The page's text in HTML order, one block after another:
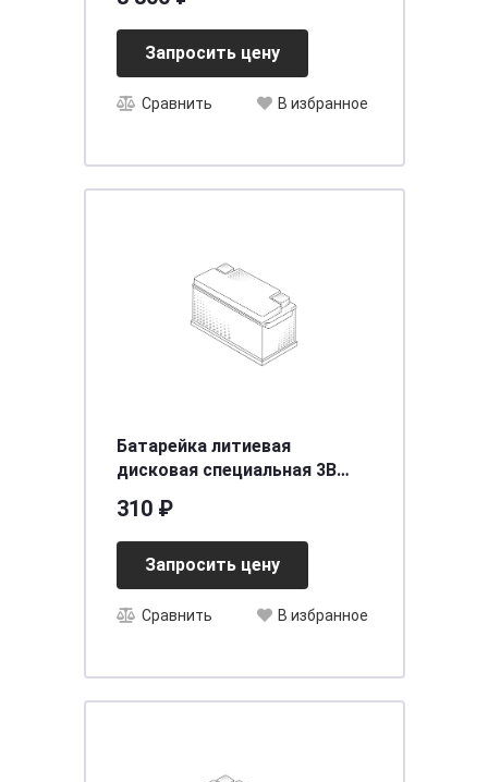
Запросить цену
Сравнить В избранное
Батарейка литиевая
дисковая специальная 3В
BL-2
310 ₽
Запросить цену
Сравнить В избранное